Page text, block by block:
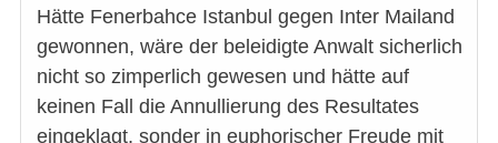
Hätte Fenerbahce Istanbul gegen Inter Mailand
gewonnen, wäre der beleidigte Anwalt sicherlich
nicht so zimperlich gewesen und hätte auf
keinen Fall die Annullierung des Resultates
eingeklagt, sonder in euphorischer Freude mit